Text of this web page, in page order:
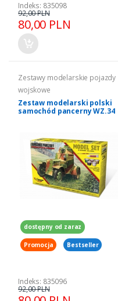
Indeks: 835098
80,00 PLN
92,00 PLN
Zestawy modelarskie pojazdy
wojskowe
Zestaw modelarski polski
samochód pancerny WZ.34
dostępny od zaraz
Promocja Bestseller
Indeks: 835096
92,00 PLN